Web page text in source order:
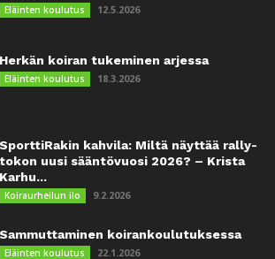
Eläinten koulutus 12.5.2026
Herkän koiran tukeminen arjessa
Eläinten koulutus 18.3.2026
SporttiRakin kahvila: Miltä näyttää rally-
tokon uusi sääntövuosi 2026? – Krista
Karhu...
Koiraurheilun ilo 9.2.2026
Sammuttaminen koirankoulutuksessa
Eläinten koulutus 22.1.2026